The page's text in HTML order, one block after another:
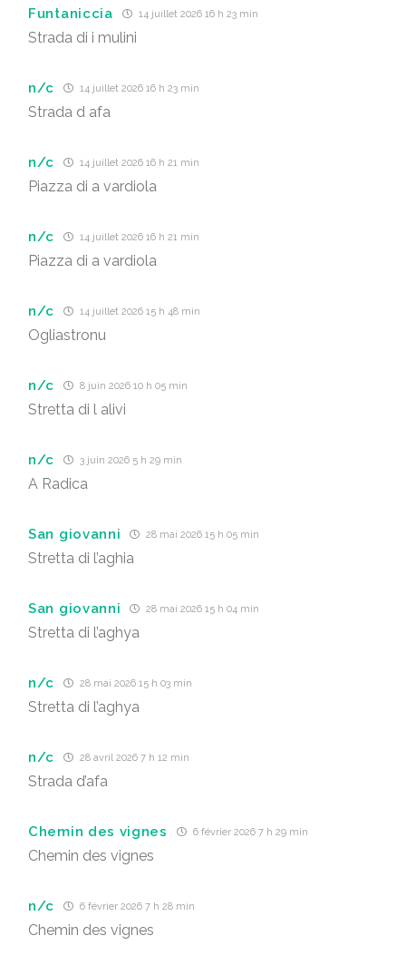
Funtaniccia 14 juillet 2026 16 h 23 min
Strada di i mulini
n/c 14 juillet 2026 16 h 23 min
Strada d afa
n/c 14 juillet 2026 16 h 21 min
Piazza di a vardiola
n/c 14 juillet 2026 16 h 21 min
Piazza di a vardiola
n/c 14 juillet 2026 15 h 48 min
Ogliastronu
n/c 8 juin 2026 10 h 05 min
Stretta di l alivi
n/c 3 juin 2026 5 h 29 min
A Radica
San giovanni 28 mai 2026 15 h 05 min
Stretta di l’aghia
San giovanni 28 mai 2026 15 h 04 min
Stretta di l’aghya
n/c 28 mai 2026 15 h 03 min
Stretta di l’aghya
n/c 28 avril 2026 7 h 12 min
Strada d’afa
Chemin des vignes 6 février 2026 7 h 29 min
Chemin des vignes
n/c 6 février 2026 7 h 28 min
Chemin des vignes